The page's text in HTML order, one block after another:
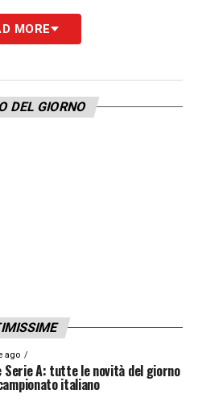
MORE
DEL GIORNO
ago
Serie A: tutte le novità del giorno
italiano